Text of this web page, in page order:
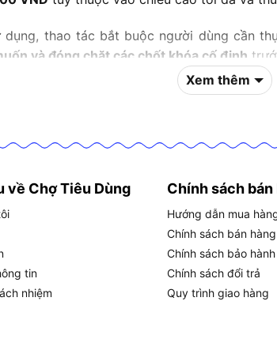
thao tác bắt buộc người dùng cần
và đóng chặt các chốt khóa cố định
bảo độ vững chắc tuyệt đối, một sản
này chiếm lĩnh thị trường ngay trong
là gì và có ưu điểm
thiết bị nâng hạ cơ khí thông minh, có
chữ I) thông qua hệ thống chốt khóa tự
kế của dòng thang này còn sở hữu
Xem thêm
về Chợ Tiêu Dùng
tin
nhiệm
Chính sách bán
Hướng dẫn mua
Chính sách bán hàng
Chính sách bảo hành
Chính sách đổi trả
Quy trình giao hàng